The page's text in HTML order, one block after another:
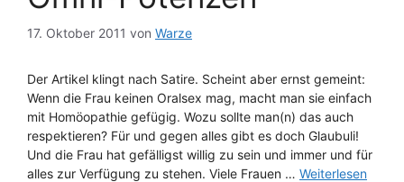
17. Oktober 2011 von Warze
Der Artikel klingt nach Satire. Scheint aber ernst gemeint:
Wenn die Frau keinen Oralsex mag, macht man sie einfach
mit Homöopathie gefügig. Wozu sollte man(n) das auch
respektieren? Für und gegen alles gibt es doch Glaubuli!
Und die Frau hat gefälligst willig zu sein und immer und für
alles zur Verfügung zu stehen. Viele Frauen … Weiterlesen